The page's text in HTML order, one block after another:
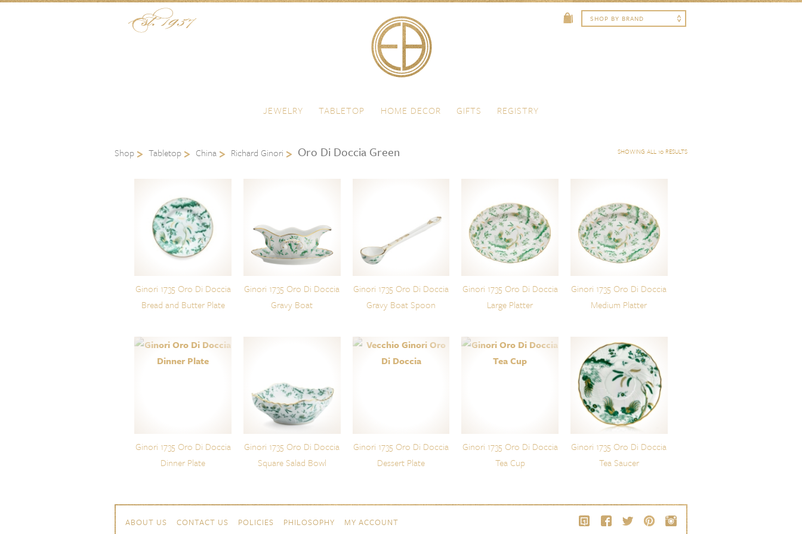
JEWELRY TABLETOP HOME DECOR GIFTS REGISTRY
Shop Tabletop China Richard Ginori Oro Di Doccia Green SHOWING ALL 10 RESULTS
Ginori 1735 Oro Di Doccia
Bread and Butter Plate
Ginori 1735 Oro Di Doccia
Gravy Boat
Ginori 1735 Oro Di Doccia
Gravy Boat Spoon
Ginori 1735 Oro Di Doccia
Large Platter
Ginori 1735 Oro Di Doccia
Medium Platter
Ginori 1735 Oro Di Doccia
Dinner Plate
Ginori 1735 Oro Di Doccia
Square Salad Bowl
Ginori 1735 Oro Di Doccia
Dessert Plate
Ginori 1735 Oro Di Doccia
Tea Cup
Ginori 1735 Oro Di Doccia
Tea Saucer
ABOUT US CONTACT US POLICIES PHILOSOPHY MY ACCOUNT